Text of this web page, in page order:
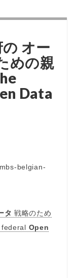
オー
めの親
Data
タ 戦略のため
Open